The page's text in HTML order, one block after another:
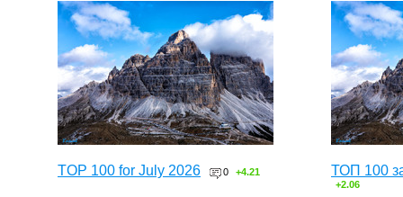
TOP 100 for July 2026 0 +4.21 ТОП 100
+2.06